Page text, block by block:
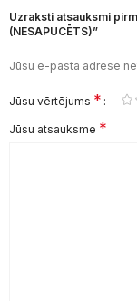
Uzraksti atsauksmi
(NESAPUCĒTS)”
Jūsu e-pasta adrese
Jūsu vērtējums *
Jūsu atsauksme *